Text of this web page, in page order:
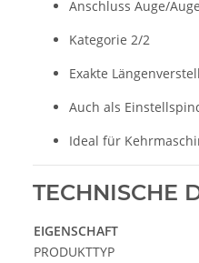
Anschluss Auge/Auge
Kategorie 2/2
Exakte
Auch als
Ideal für
TECHNISCHE
EIGENSCHAFT
PRODUKTTYP